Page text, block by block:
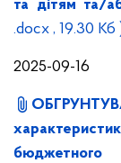
та дітям та/
.docx , 19.30 Кб
2025-09-16
бюджетного